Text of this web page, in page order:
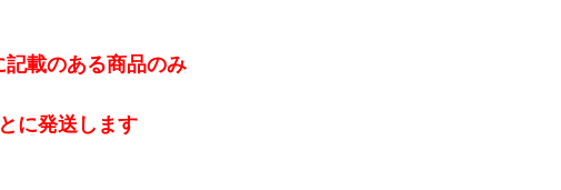
載のある商品のみ
に発送します